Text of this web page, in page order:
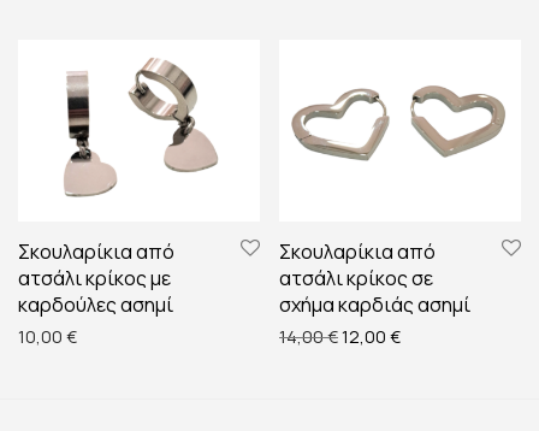
Σκουλαρίκια από
ατσάλι κρίκος με
καρδούλες ασημί
10,00 €
Σκουλαρίκια από
ατσάλι κρίκος σε
σχήμα καρδιάς ασημί
14,00€Original price was: 14,00
12,00 €Η τρέχουσα τιμή